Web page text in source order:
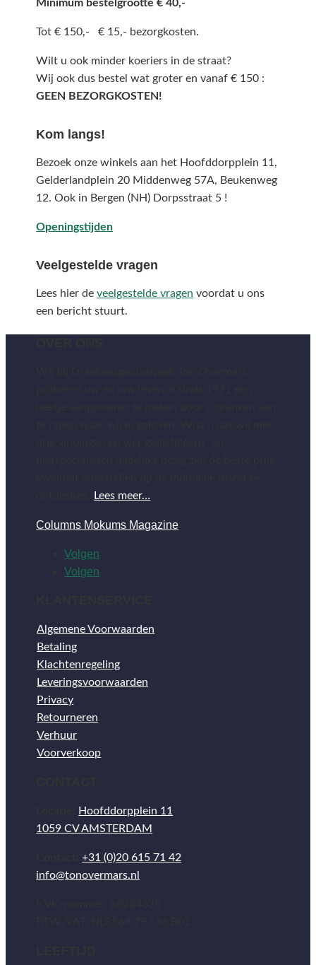
Minimum bestelgrootte € 40,-
Tot € 150,- € 15,- bezorgkosten.
Wilt u ook minder koeriers in de straat?
Wij ook dus bestel wat groter en vanaf € 150 :
GEEN BEZORGKOSTEN!
Kom langs!
Bezoek onze winkels aan het Hoofddorpplein 11,
Gelderlandplein 20 Middenweg 57A, Beukenweg
12.Ook in Bergen (NH) Dorpsstraat 5 !
Openingstijden
Veelgestelde vragen
Lees hier deveelgestelde vragen voordat u ons
een bericht stuurt.
Lees meer…
Columns Mokums Magazine
Volgen
Volgen
Algemene Voorwaarden
Betaling
Klachtenregeling
Leveringsvoorwaarden
Privacy
Retourneren
Verhuur
Voorverkoop
Hoofddorpplein 11
1059 CV AMSTERDAM
+31 (0)20 615 71 42
info@tonovermars.nl